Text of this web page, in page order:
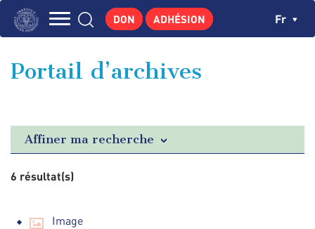
Aller
principale
GEORGES POMPIDOU
PUBLICATIONS
ACTUALITÉS
DON ADHÉSION Fr
Portail d’archives
Affiner ma recherche
6 résultat(s)
Image
Panneau de gestion des cookies